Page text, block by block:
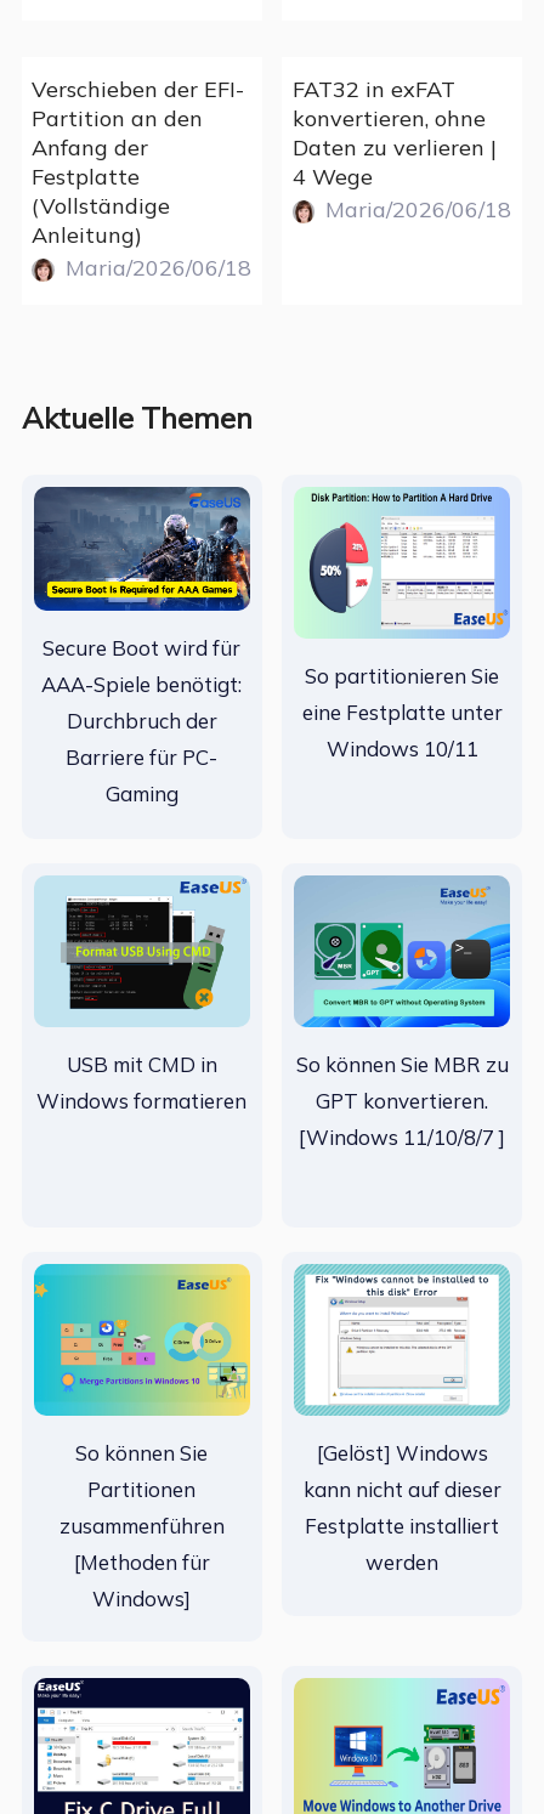
Verschieben der EFI-
Partition an den
Anfang der
Festplatte
(Vollständige
Anleitung)
Maria/2026/06/18
FAT32 in exFAT
konvertieren, ohne
Daten zu verlieren |
4 Wege
Maria/2026/06/18
Aktuelle Themen
Secure Boot wird für
AAA-Spiele benötigt:
Durchbruch der
Barriere für PC-
Gaming
So partitionieren Sie
eine Festplatte unter
Windows 10/11
USB mit CMD in
Windows formatieren
So können Sie MBR zu
GPT konvertieren.
[Windows 11/10/8/7 ]
So können Sie
Partitionen
zusammenführen
[Methoden für
Windows]
[Gelöst] Windows
kann nicht auf dieser
Festplatte installiert
werden